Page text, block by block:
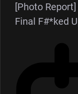
[Photo
Final F#*ked